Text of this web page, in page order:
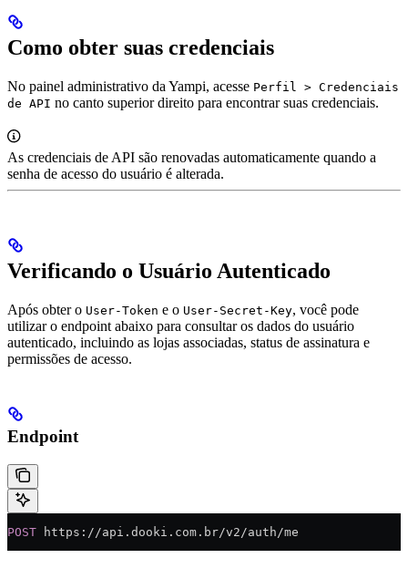
Como obter suas credenciais
No painel administrativo da Yampi, acesse Perfil > Credenciais
de API no canto superior direito para encontrar suas credenciais.
As credenciais de API são renovadas automaticamente quando a
senha de acesso do usuário é alterada.
Verificando o Usuário Autenticado
Após obter o User-Token e o User-Secret-Key, você pode
utilizar o endpoint abaixo para consultar os dados do usuário
autenticado, incluindo as lojas associadas, status de assinatura e
permissões de acesso.
Endpoint
POST https://api.dooki.com.br/v2/auth/me